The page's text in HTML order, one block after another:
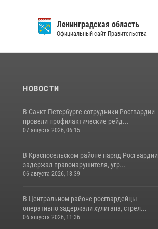
Ленинградская область
Официальный сайт Правительства
НОВОСТИ
В Санкт-Петербурге сотрудники Росгвардии
провели профилактические рейд...
07 августа 2026, 06:15
В Красносельском районе наряд Росгвардии
задержал правонарушителя, угр...
06 августа 2026, 13:39
В Центральном районе росгвардейцы
оперативно задержали хулигана, стрел...
06 августа 2026, 11:36